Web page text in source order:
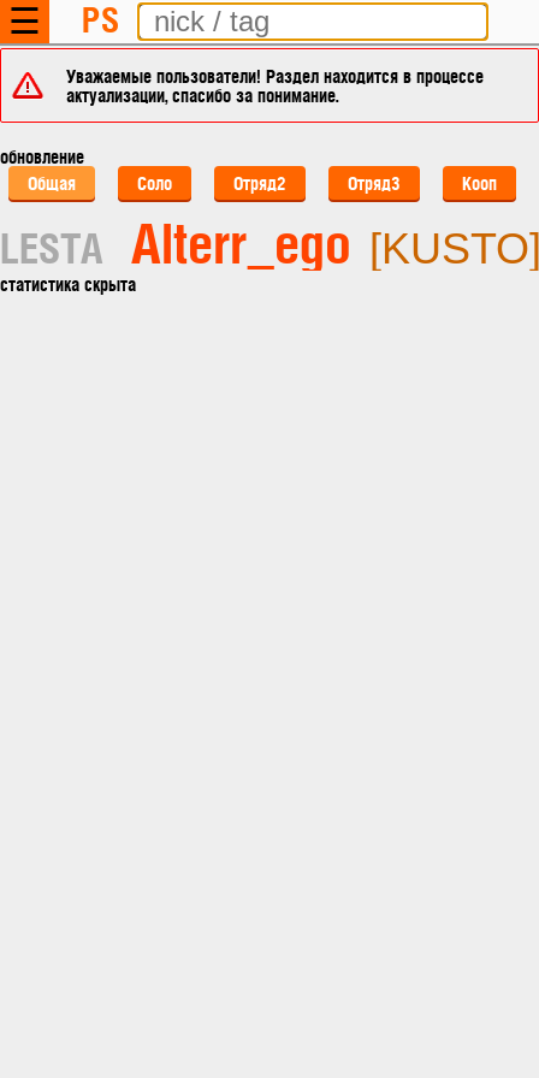
☰ PS
Уважаемые пользователи! Раздел находится в процессе
актуализации, спасибо за понимание.
обновление
Общая
Соло Отряд2 Отряд3 Кооп
LESTA Alterr_ego
статистика скрыта